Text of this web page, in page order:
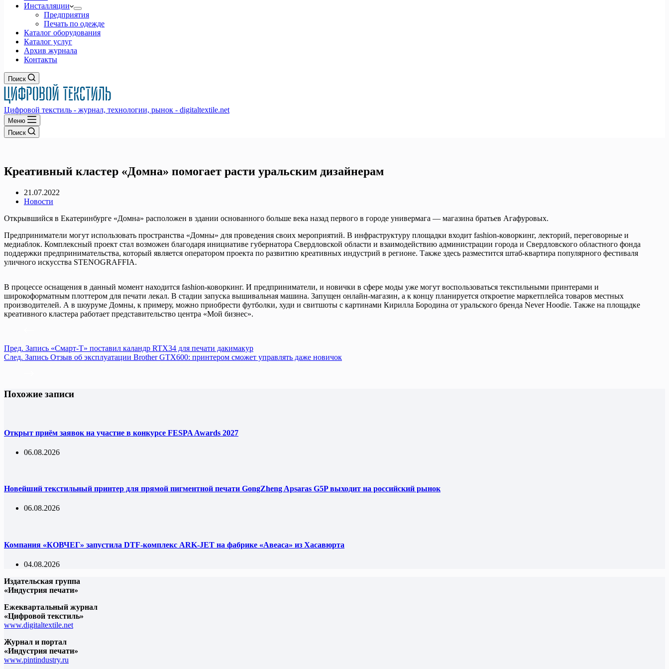
Инсталляции
Предприятия
Печать по одежде
Каталог оборудования
Каталог услуг
Архив журнала
Контакты
Поиск
Цифровой текстиль - журнал, технологии, рынок - digitaltextile.net
Меню
Поиск
Креативный кластер «Домна» помогает расти уральским дизайнерам
21.07.2022
Новости
Открывшийся в Екатеринбурге «Домна» расположен в здании основанного больше века назад первого в городе универмага — магазина братьев Агафуровых.
Предприниматели могут использовать пространства «Домны» для проведения своих мероприятий. В инфраструктуру площадки входит fashion-коворкинг, лекторий, переговорные и
медиаблок. Комплексный проект стал возможен благодаря инициативе губернатора Свердловской области и взаимодействию администрации города и Свердловского областного фонда
поддержки предпринимательства, который является оператором проекта по развитию креативных индустрий в регионе. Также здесь разместится штаб-квартира популярного фестиваля
уличного искусства STENOGRAFFIA.
В процессе оснащения в данный момент находится fashion-коворкинг. И предприниматели, и новички в сфере моды уже могут воспользоваться текстильными принтерами и
широкоформатным плоттером для печати лекал. В стадии запуска вышивальная машина. Запущен онлайн-магазин, а к концу планируется откроетие маркетплейса товаров местных
производителей. А в шоуруме Домны, к примеру, можно приобрести футболки, худи и свитшоты с картинами Кирилла Бородина от уральского бренда Never Hoodie. Также на площадке
креативного кластера работает представительство центра «Мой бизнес».
Пред. Запись «Смарт-Т» поставил каландр RTX34 для печати дакимакур
След. Запись Отзыв об эксплуатации Brother GTX600: принтером сможет управлять даже новичок
Похожие записи
Открыт приём заявок на участие в конкурсе FESPA Awards 2027
06.08.2026
Новейший текстильный принтер для прямой пигментной печати GongZheng Apsaras G5P выходит на российский рынок
06.08.2026
Компания «КОВЧЕГ» запустила DTF-комплекс ARK-JET на фабрике «Авеаса» из Хасавюрта
04.08.2026
Издательская группа
«Индустрия печати»
Ежеквартальный журнал
«Цифровой текстиль»
www.digitaltextile.net
Журнал и портал
«Индустрия печати»
www.pintindustry.ru